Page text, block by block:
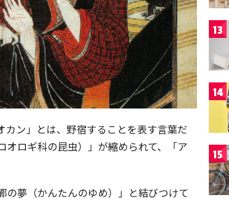
ン」とは、野宿することを表す言葉だ
オロギ科の昆虫）」が縮められて、「ア
の夢（かんたんのゆめ）」と結びつけて
13
14
15